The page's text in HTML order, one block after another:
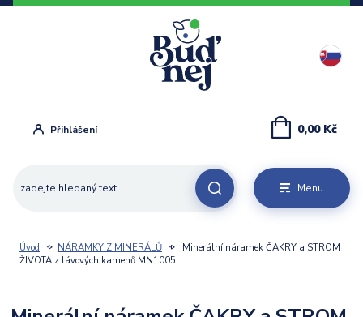
Menu
Přihlášení 0,00 Kč
Úvod NÁRAMKY Z MINERÁLŮ
Minerální náramek ČAKRY a STROM
ŽIVOTA z lávových kamenů MN1005